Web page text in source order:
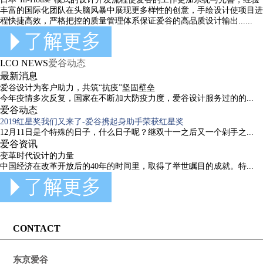
丰富的国际化团队在头脑风暴中展现更多样性的创意，手绘设计使项目进
程快捷高效，严格把控的质量管理体系保证爱谷的高品质设计输出......
I.CO NEWS爱谷动态
最新消息
爱谷设计为客户助力，共筑“抗疫”坚固壁垒
今年疫情多次反复，国家在不断加大防疫力度，爱谷设计服务过的的...
爱谷动态
2019红星奖我们又来了-爱谷携起身助手荣获红星奖
12月11日是个特殊的日子，什么日子呢？继双十一之后又一个剁手之...
爱谷资讯
变革时代设计的力量
中国经济在改革开放后的40年的时间里，取得了举世瞩目的成就。特...
CONTACT
东京爱谷